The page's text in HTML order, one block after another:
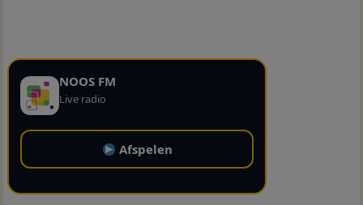
NOOS FM
Live radio
Afspelen